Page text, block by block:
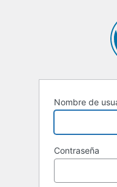
Nombre de
Contraseña